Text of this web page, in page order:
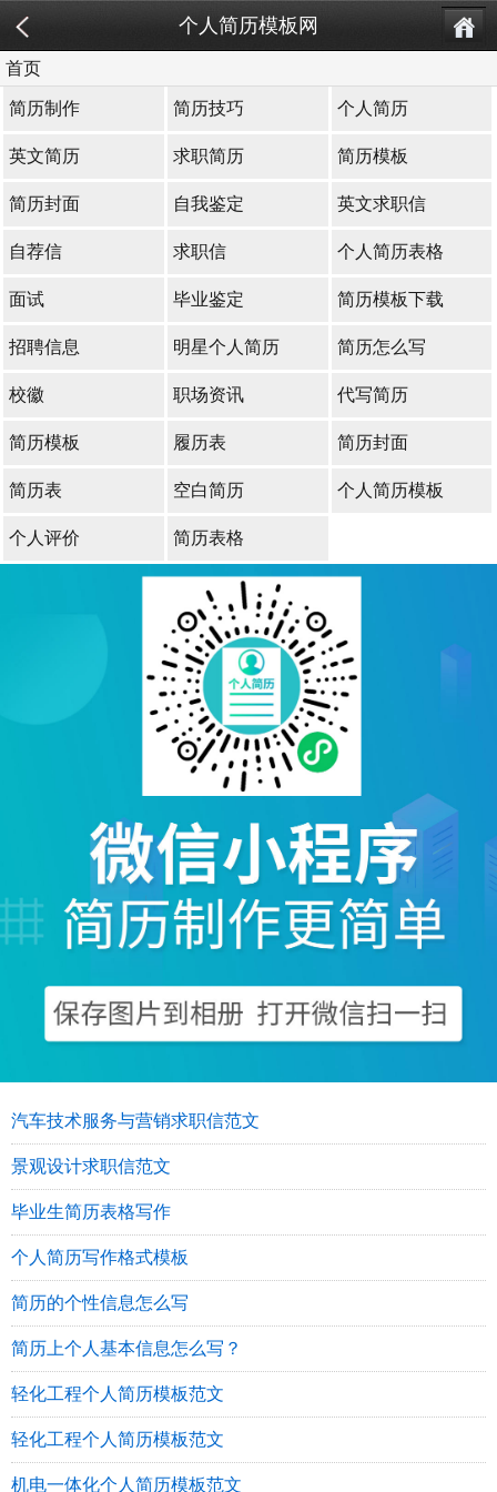
个人简历模板网
首页
简历制作 简历技巧 个人简历
英文简历 求职简历 简历模板
简历封面 自我鉴定 英文求职信
自荐信 求职信 个人简历表格
面试 毕业鉴定 简历模板下载
招聘信息 明星个人简历 简历怎么写
校徽 职场资讯 代写简历
简历模板 履历表 简历封面
简历表 空白简历 个人简历模板
个人评价 简历表格
汽车技术服务与营销求职信范文
景观设计求职信范文
毕业生简历表格写作
个人简历写作格式模板
简历的个性信息怎么写
简历上个人基本信息怎么写？
轻化工程个人简历模板范文
轻化工程个人简历模板范文
机电一体化个人简历模板范文